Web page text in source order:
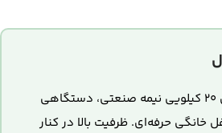
دستگاه میوه خشک کن ۲۰ کیلویی نیمه صنعتی، دستگاهی
خانگی حرفه‌ای. ظرفیت بالا در کنار